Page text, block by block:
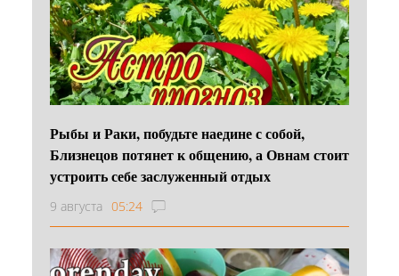
Рыбы и Раки, побудьте наедине с собой,
Близнецов потянет к общению, а Овнам стоит
устроить себе заслуженный отдых
9 августа 05:24